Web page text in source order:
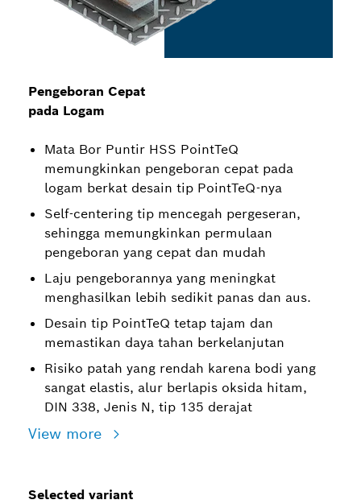
Pengeboran Cepat
pada Logam
Mata Bor Puntir HSS PointTeQ
memungkinkan pengeboran cepat pada
logam berkat desain tip PointTeQ-nya
Self-centering tip mencegah pergeseran,
sehingga memungkinkan permulaan
pengeboran yang cepat dan mudah
Laju pengeborannya yang meningkat
menghasilkan lebih sedikit panas dan aus.
Desain tip PointTeQ tetap tajam dan
memastikan daya tahan berkelanjutan
Risiko patah yang rendah karena bodi yang
sangat elastis, alur berlapis oksida hitam,
DIN 338, Jenis N, tip 135 derajat
View more
Selected variant